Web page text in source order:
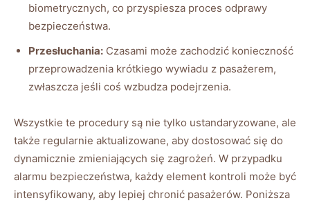
biometrycznych, ‍co przyspiesza proces ⁢odprawy
bezpieczeństwa.
Przesłuchania: Czasami ​może ⁢zachodzić konieczność
przeprowadzenia ​krótkiego wywiadu z pasażerem,
zwłaszcza​ jeśli coś⁣ wzbudza‍ podejrzenia.
Wszystkie te procedury są nie tylko ustandaryzowane, ale
‍także regularnie aktualizowane, aby dostosować się do
dynamicznie zmieniających się zagrożeń. W przypadku
alarmu bezpieczeństwa, każdy element kontroli⁣ może być
intensyfikowany, aby lepiej⁣ chronić pasażerów. Poniższa‌